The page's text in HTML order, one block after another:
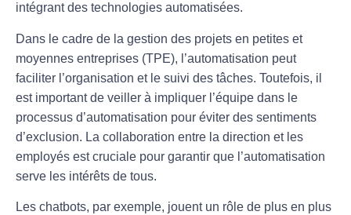
intégrant des technologies automatisées.
Dans le cadre de la gestion des projets en petites et
moyennes entreprises (TPE), l’automatisation peut
faciliter l’organisation et le suivi des tâches. Toutefois, il
est important de veiller à impliquer l’équipe dans le
processus d’automatisation pour éviter des sentiments
d’exclusion. La collaboration entre la direction et les
employés est cruciale pour garantir que l’automatisation
serve les intérêts de tous.
Les chatbots, par exemple, jouent un rôle de plus en plus